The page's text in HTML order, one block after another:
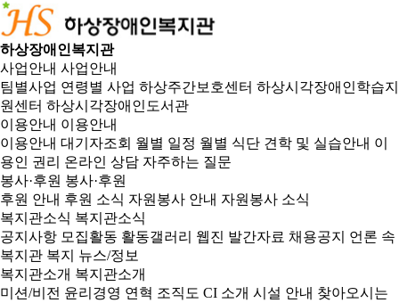
하상장애인복지관
사업안내 사업안내
팀별사업 연령별 사업 하상주간보호센터 하상시각장애인학습지
원센터 하상시각장애인도서관
이용안내 이용안내
이용안내 대기자조회 월별 일정 월별 식단 견학 및 실습안내 이
용인 권리 온라인 상담 자주하는 질문
봉사·후원 봉사·후원
후원 안내 후원 소식 자원봉사 안내 자원봉사 소식
복지관소식 복지관소식
공지사항 모집활동 활동갤러리 웹진 발간자료 채용공지
언론 속
복지관 복지 뉴스/정보
복지관소개 복지관소개
미션/비전 윤리경영 연혁 조직도 CI 소개 시설 안내 찾아오시는